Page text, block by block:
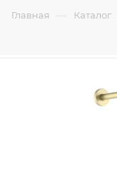
Главная — Каталог